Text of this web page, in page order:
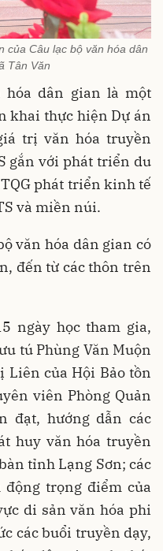
của Câu lạc bộ văn hóa dân
Tân Văn
hóa dân gian là một
khai thực hiện Dự án
trị văn hóa truyền
gắn với phát triển du
phát triển kinh tế
và miền núi.
văn hóa dân gian có
đến từ các thôn trên
ngày học tham gia,
tú Phùng Văn Muộn
Liên của Hội Bảo tồn
viên Phòng Quản
đạt, hướng dẫn các
huy văn hóa truyền
tỉnh Lạng Sơn; các
trọng điểm của
di sản văn hóa phi
các buổi truyền dạy,